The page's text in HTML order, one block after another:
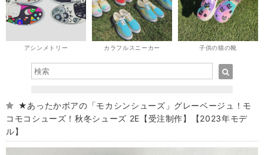
アシンメトリー カラフルスニーカー 子供の猫の靴
★あったかボアの「モカシンシューズ」グレーベージュ！モ
コモコシューズ！秋冬シューズ 2E【受注制作】【2023年モデ
ル】